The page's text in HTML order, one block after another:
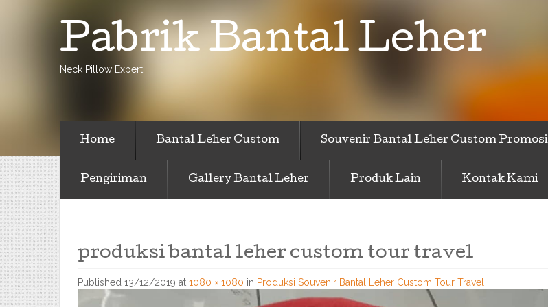
Pabrik Bantal Leher
Neck Pillow Expert
Home Bantal Leher Custom Souvenir Bantal Leher Custom Promosi
Pengiriman Gallery Bantal Leher Produk Lain Kontak Kami
produksi bantal leher custom tour travel
Published 13/12/2019 at 1080 × 1080 in Produksi Souvenir Bantal Leher Custom Tour Travel